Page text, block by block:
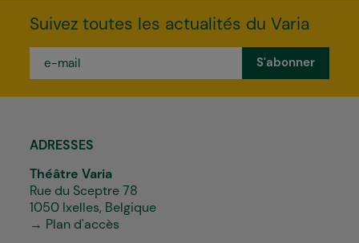
Suivez toutes les actualités du Varia
mail
ADRESSES
Théâtre Varia
Rue du Sceptre 78
1050 Ixelles, Belgique
→ Plan d'accès